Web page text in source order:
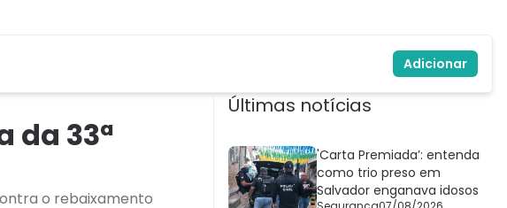
Adicionar
da 33ª
o rebaixamento
Últimas notícias
'Carta Premiada’: entenda
como trio preso em
Salvador enganava idosos